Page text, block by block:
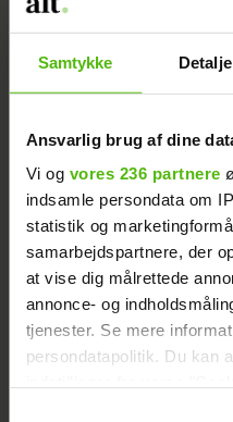
Samtykke
Ansvarlig brug af dine
Vi og vores 236 partnere
indsamle persondata om
statistik og
samarbejdspartnere, der
at vise dig målrettede
annonce- og
tjenester. Se mere
persondatapolitik. Du kan
Philip May på
har kæmpe